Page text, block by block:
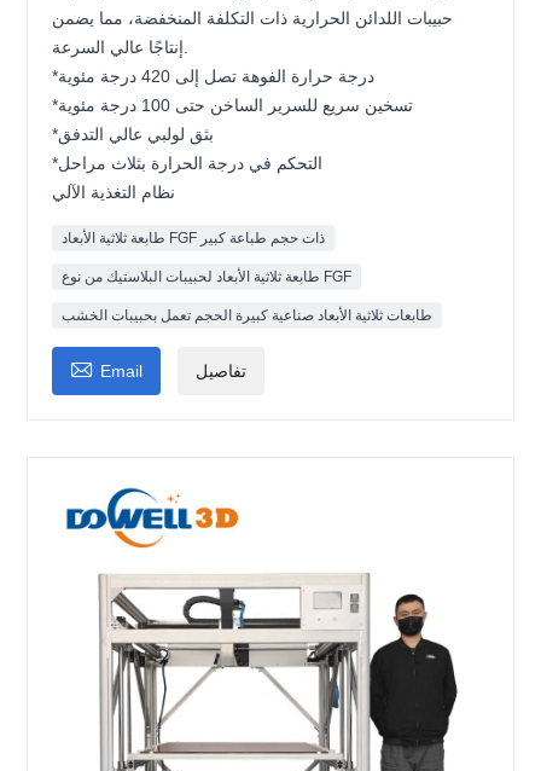
حبيبات اللدائن الحرارية ذات التكلفة المنخفضة، مما يضمن
*درجة حرارة الفوهة تصل إلى 420 درجة مئوية
*تسخين سريع للسرير الساخن حتى 100 درجة مئوية
*بثق لولبي عالي التدفق
*التحكم في درجة الحرارة بثلاث مراحل
نظام التغذية الآلي
طابعة ثلاثية الأبعاد FGF ذات حجم طباعة كبير
طابعة ثلاثية الأبعاد لحبيبات البلاستيك من نوع FGF
طابعات ثلاثية الأبعاد صناعية كبيرة الحجم تعمل بحبيبات الخشب
 Email تفاصيل